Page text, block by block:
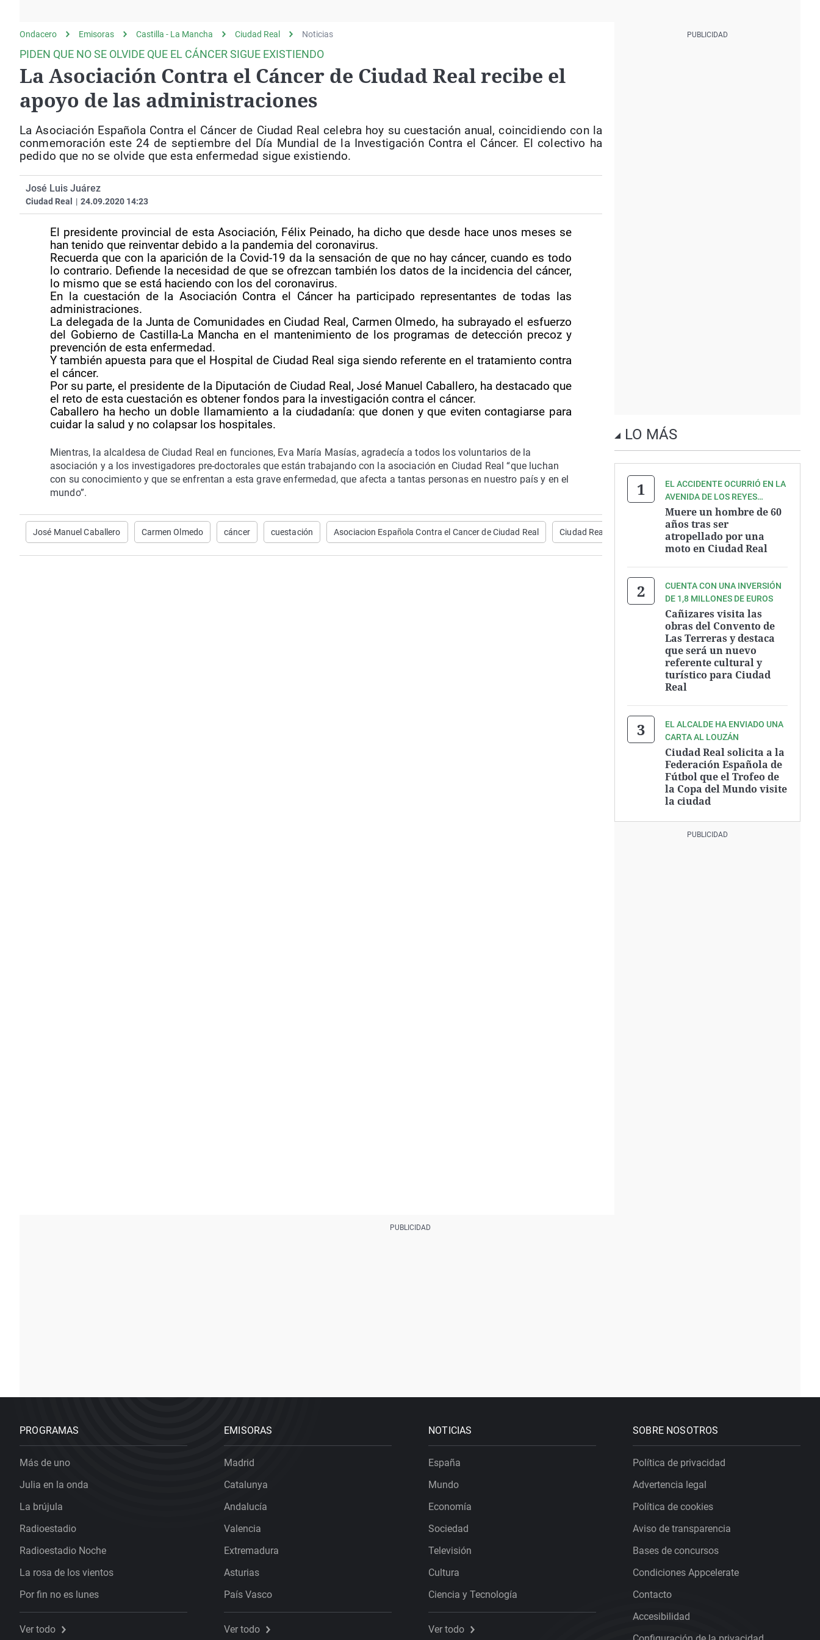
gato
Equipo de investigación
Operación Viuda
Negra
Ondacero Emisoras Castilla - La Mancha Ciudad Real Noticias
PIDEN QUE NO SE OLVIDE QUE EL CÁNCER SIGUE EXISTIENDO
La Asociación Contra el Cáncer de Ciudad Real recibe el
apoyo de las administraciones
La Asociación Española Contra el Cáncer de Ciudad Real celebra hoy su cuestación anual, coincidiendo con la
conmemoración este 24 de septiembre del Día Mundial de la Investigación Contra el Cáncer. El colectivo ha
pedido que no se olvide que esta enfermedad sigue existiendo.
José Luis Juárez
Ciudad Real | 24.09.2020 14:23
El presidente provincial de esta Asociación, Félix Peinado, ha dicho que desde hace unos meses se
han tenido que reinventar debido a la pandemia del coronavirus.
Recuerda que con la aparición de la Covid-19 da la sensación de que no hay cáncer, cuando es todo
lo contrario. Defiende la necesidad de que se ofrezcan también los datos de la incidencia del cáncer,
lo mismo que se está haciendo con los del coronavirus.
En la cuestación de la Asociación Contra el Cáncer ha participado representantes de todas las
administraciones.
La delegada de la Junta de Comunidades en Ciudad Real, Carmen Olmedo, ha subrayado el esfuerzo
del Gobierno de Castilla-La Mancha en el mantenimiento de los programas de detección precoz y
prevención de esta enfermedad.
Y también apuesta para que el Hospital de Ciudad Real siga siendo referente en el tratamiento contra
el cáncer.
Por su parte, el presidente de la Diputación de Ciudad Real, José Manuel Caballero, ha destacado que
el reto de esta cuestación es obtener fondos para la investigación contra el cáncer.
Caballero ha hecho un doble llamamiento a la ciudadanía: que donen y que eviten contagiarse para
cuidar la salud y no colapsar los hospitales.
Mientras, la alcaldesa de Ciudad Real en funciones, Eva María Masías, agradecía a todos los voluntarios de la
asociación y a los investigadores pre-doctorales que están trabajando con la asociación en Ciudad Real “que luchan
con su conocimiento y que se enfrentan a esta grave enfermedad, que afecta a tantas personas en nuestro país y en el
mundo”.
José Manuel Caballero Carmen Olmedo cáncer cuestación Asociacion Española Contra el Cancer de Ciudad Real Ciudad Real Felix Peinado
LO MÁS
EL ACCIDENTE OCURRIÓ EN LA
AVENIDA DE LOS REYES
CATÓLICOS
Muere un hombre de 60
años tras ser
atropellado por una
moto en Ciudad Real
CUENTA CON UNA INVERSIÓN
DE 1,8 MILLONES DE EUROS
Cañizares visita las
obras del Convento de
Las Terreras y destaca
que será un nuevo
referente cultural y
turístico para Ciudad
Real
EL ALCALDE HA ENVIADO UNA
CARTA AL LOUZÁN
Ciudad Real solicita a la
Federación Española de
Fútbol que el Trofeo de
la Copa del Mundo visite
la ciudad
PROGRAMAS
Más de uno
Julia en la onda
La brújula
Radioestadio
Radioestadio Noche
La rosa de los vientos
Por fin no es lunes
Ver todo
EMISORAS
Madrid
Catalunya
Andalucía
Valencia
Extremadura
Asturias
País Vasco
Ver todo
NOTICIAS
España
Mundo
Economía
Sociedad
Televisión
Cultura
Ciencia y Tecnología
Ver todo
SOBRE NOSOTROS
Política de privacidad
Advertencia legal
Política de cookies
Aviso de transparencia
Bases de concursos
Condiciones Appcelerate
Contacto
Accesibilidad